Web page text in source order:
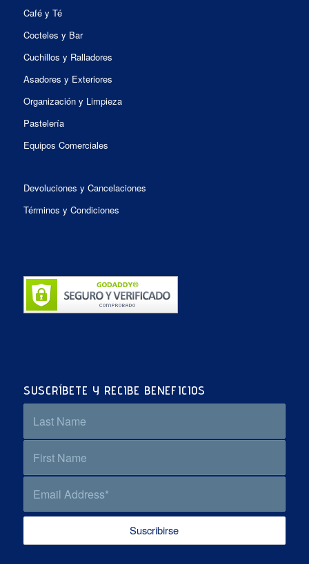
Café y Té
Cocteles y Bar
Cuchillos y Ralladores
Asadores y Exteriores
Organización y Limpieza
Pastelería
Equipos Comerciales
Devoluciones y Cancelaciones
Términos y Condiciones
SUSCRÍBETE Y RECIBE BENEFICIOS